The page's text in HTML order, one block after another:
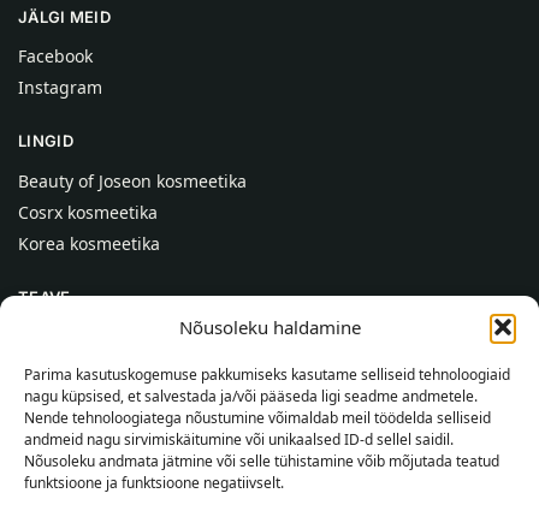
Nõusoleku haldamine
Parima kasutuskogemuse pakkumiseks kasutame selliseid tehnoloogiaid
nagu küpsised, et salvestada ja/või pääseda ligi seadme andmetele.
Nende tehnoloogiatega nõustumine võimaldab meil töödelda selliseid
andmeid nagu sirvimiskäitumine või unikaalsed ID-d sellel saidil.
Nõusoleku andmata jätmine või selle tühistamine võib mõjutada teatud
funktsioone ja funktsioone negatiivselt.
JÄLGI MEID
Facebook
Instagram
LINGID
Beauty of Joseon kosmeetika
Cosrx kosmeetika
Korea kosmeetika
TEAVE
Kontaktid
Abi
TEAVE OSTJALE
Tarnetingimused